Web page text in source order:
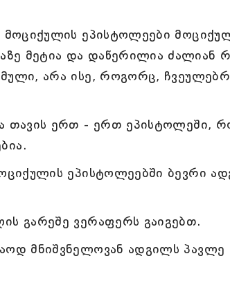
მოციქულის ეპისტოლეები
მეტია და დაწერილია ძალიან
არა ისე, როგორც,
თავის ერთ - ერთ ეპისტოლეში,
ეპისტოლეებში ბევრი
გარეშე ვერაფერს გაიგებთ.
მნიშვნელოვან ადგილს